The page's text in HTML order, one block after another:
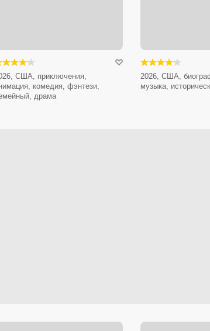
США, приключения,
комедия, фэнтези,
драма
2026, США,
музыка,